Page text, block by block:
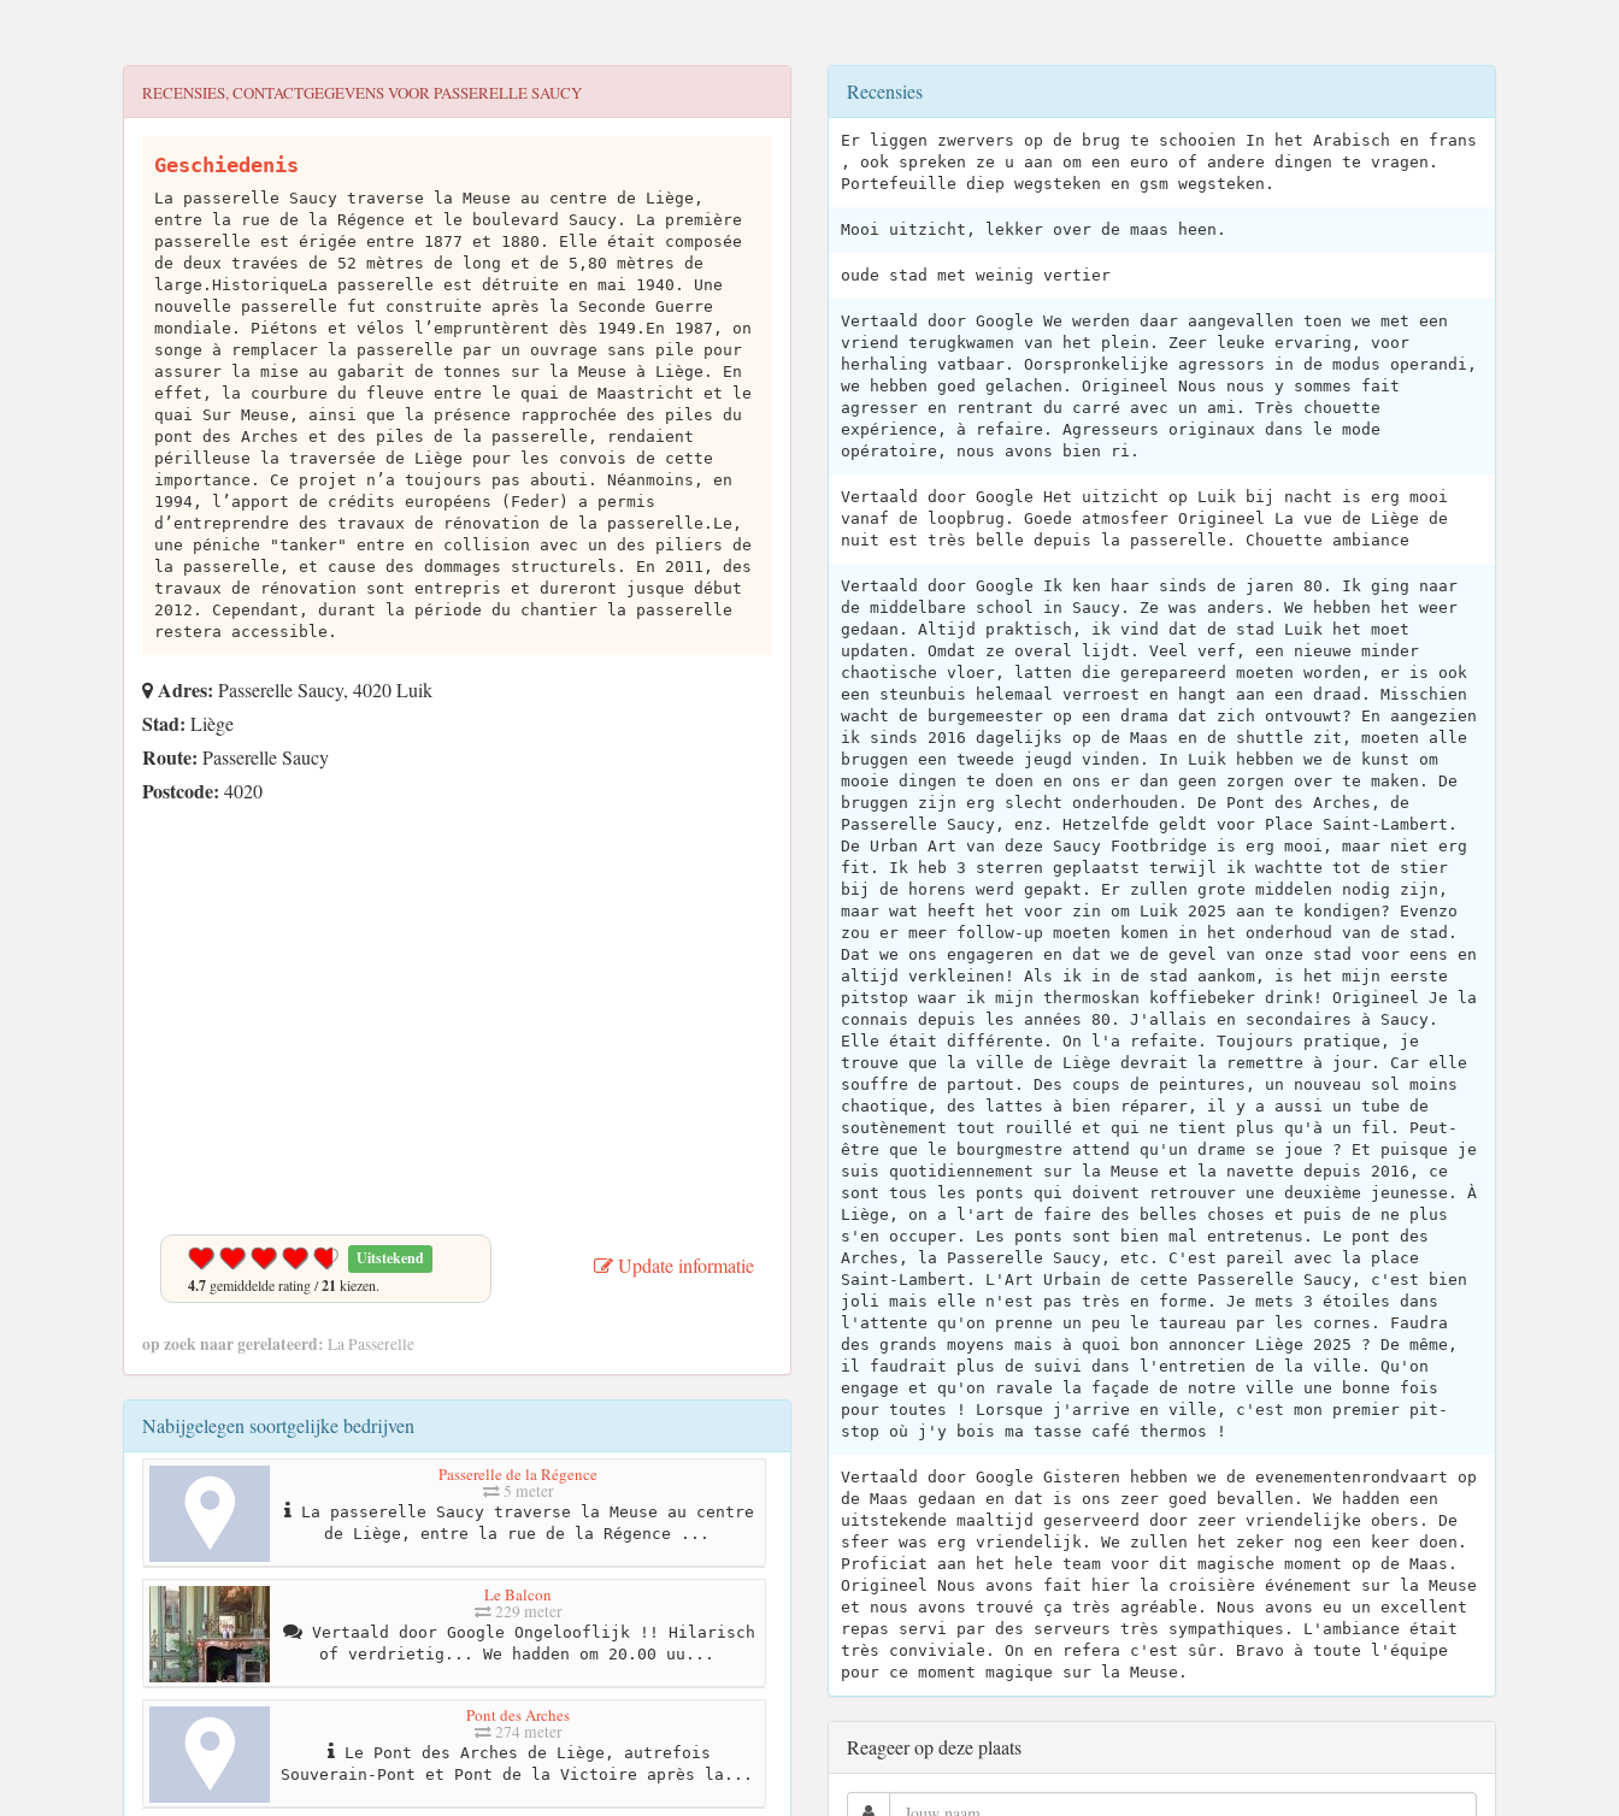
RECENSIES, CONTACTGEGEVENS VOORPASSERELLE SAUCY
Geschiedenis
La passerelle Saucy traverse la Meuse au centre de Liège,
entre la rue de la Régence et le boulevard Saucy. La première
passerelle est érigée entre 1877 et 1880. Elle était composée
de deux travées de 52 mètres de long et de 5,80 mètres de
large.HistoriqueLa passerelle est détruite en mai 1940. Une
nouvelle passerelle fut construite après la Seconde Guerre
mondiale. Piétons et vélos l’empruntèrent dès 1949.En 1987, on
songe à remplacer la passerelle par un ouvrage sans pile pour
assurer la mise au gabarit de tonnes sur la Meuse à Liège. En
effet, la courbure du fleuve entre le quai de Maastricht et le
quai Sur Meuse, ainsi que la présence rapprochée des piles du
pont des Arches et des piles de la passerelle, rendaient
périlleuse la traversée de Liège pour les convois de cette
importance. Ce projet n’a toujours pas abouti. Néanmoins, en
1994, l’apport de crédits européens (Feder) a permis
d’entreprendre des travaux de rénovation de la passerelle.Le,
une péniche "tanker" entre en collision avec un des piliers de
la passerelle, et cause des dommages structurels. En 2011, des
travaux de rénovation sont entrepris et dureront jusque début
2012. Cependant, durant la période du chantier la passerelle
restera accessible.
Adres: Passerelle Saucy, 4020 Luik
Stad: Liège
Route: Passerelle Saucy
Postcode: 4020
Uitstekend
4.7 gemiddelde rating /21 kiezen.
Update informatie
op zoek naar gerelateerd: La Passerelle
Nabijgelegen soortgelijke bedrijven
Passerelle de la Régence
5 meter
La passerelle Saucy traverse la Meuse au centre
de Liège, entre la rue de la Régence ...
Le Balcon
229 meter
Vertaald door Google Ongelooflijk !! Hilarisch
of verdrietig... We hadden om 20.00 uu...
Pont des Arches
274 meter
Le Pont des Arches de Liège, autrefois
Souverain-Pont et Pont de la Victoire après la...
Recensies
Er liggen zwervers op de brug te schooien In het Arabisch en frans
, ook spreken ze u aan om een euro of andere dingen te vragen.
Portefeuille diep wegsteken en gsm wegsteken.
Mooi uitzicht, lekker over de maas heen.
oude stad met weinig vertier
Vertaald door Google We werden daar aangevallen toen we met een
vriend terugkwamen van het plein. Zeer leuke ervaring, voor
herhaling vatbaar. Oorspronkelijke agressors in de modus operandi,
we hebben goed gelachen. Origineel Nous nous y sommes fait
agresser en rentrant du carré avec un ami. Très chouette
expérience, à refaire. Agresseurs originaux dans le mode
opératoire, nous avons bien ri.
Vertaald door Google Het uitzicht op Luik bij nacht is erg mooi
vanaf de loopbrug. Goede atmosfeer Origineel La vue de Liège de
nuit est très belle depuis la passerelle. Chouette ambiance
Vertaald door Google Ik ken haar sinds de jaren 80. Ik ging naar
de middelbare school in Saucy. Ze was anders. We hebben het weer
gedaan. Altijd praktisch, ik vind dat de stad Luik het moet
updaten. Omdat ze overal lijdt. Veel verf, een nieuwe minder
chaotische vloer, latten die gerepareerd moeten worden, er is ook
een steunbuis helemaal verroest en hangt aan een draad. Misschien
wacht de burgemeester op een drama dat zich ontvouwt? En aangezien
ik sinds 2016 dagelijks op de Maas en de shuttle zit, moeten alle
bruggen een tweede jeugd vinden. In Luik hebben we de kunst om
mooie dingen te doen en ons er dan geen zorgen over te maken. De
bruggen zijn erg slecht onderhouden. De Pont des Arches, de
Passerelle Saucy, enz. Hetzelfde geldt voor Place Saint-Lambert.
De Urban Art van deze Saucy Footbridge is erg mooi, maar niet erg
fit. Ik heb 3 sterren geplaatst terwijl ik wachtte tot de stier
bij de horens werd gepakt. Er zullen grote middelen nodig zijn,
maar wat heeft het voor zin om Luik 2025 aan te kondigen? Evenzo
zou er meer follow-up moeten komen in het onderhoud van de stad.
Dat we ons engageren en dat we de gevel van onze stad voor eens en
altijd verkleinen! Als ik in de stad aankom, is het mijn eerste
pitstop waar ik mijn thermoskan koffiebeker drink! Origineel Je la
connais depuis les années 80. J'allais en secondaires à Saucy.
Elle était différente. On l'a refaite. Toujours pratique, je
trouve que la ville de Liège devrait la remettre à jour. Car elle
souffre de partout. Des coups de peintures, un nouveau sol moins
chaotique, des lattes à bien réparer, il y a aussi un tube de
soutènement tout rouillé et qui ne tient plus qu'à un fil. Peut-
être que le bourgmestre attend qu'un drame se joue ? Et puisque je
suis quotidiennement sur la Meuse et la navette depuis 2016, ce
sont tous les ponts qui doivent retrouver une deuxième jeunesse. À
Liège, on a l'art de faire des belles choses et puis de ne plus
s'en occuper. Les ponts sont bien mal entretenus. Le pont des
Arches, la Passerelle Saucy, etc. C'est pareil avec la place
Saint-Lambert. L'Art Urbain de cette Passerelle Saucy, c'est bien
joli mais elle n'est pas très en forme. Je mets 3 étoiles dans
l'attente qu'on prenne un peu le taureau par les cornes. Faudra
des grands moyens mais à quoi bon annoncer Liège 2025 ? De même,
il faudrait plus de suivi dans l'entretien de la ville. Qu'on
engage et qu'on ravale la façade de notre ville une bonne fois
pour toutes ! Lorsque j'arrive en ville, c'est mon premier pit-
stop où j'y bois ma tasse café thermos !
Vertaald door Google Gisteren hebben we de evenementenrondvaart op
de Maas gedaan en dat is ons zeer goed bevallen. We hadden een
uitstekende maaltijd geserveerd door zeer vriendelijke obers. De
sfeer was erg vriendelijk. We zullen het zeker nog een keer doen.
Proficiat aan het hele team voor dit magische moment op de Maas.
Origineel Nous avons fait hier la croisière événement sur la Meuse
et nous avons trouvé ça très agréable. Nous avons eu un excellent
repas servi par des serveurs très sympathiques. L'ambiance était
très conviviale. On en refera c'est sûr. Bravo à toute l'équipe
pour ce moment magique sur la Meuse.
Reageer op deze plaats